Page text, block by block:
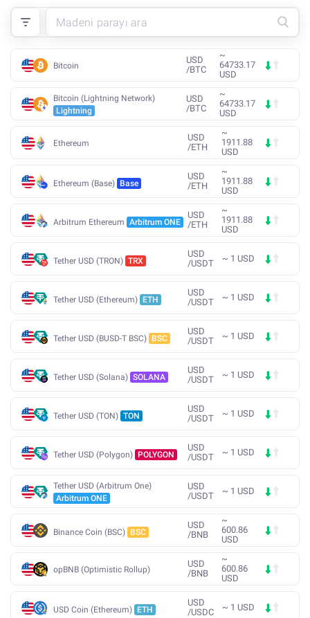
Bitcoin
USD
/BTC
~
64733.17
USD
Bitcoin (Lightning Network)
Lightning
USD
/BTC
~
64733.17
USD
Ethereum
USD
/ETH
~
1911.88
USD
Ethereum (Base) Base
USD
/ETH
~
1911.88
USD
Arbitrum Ethereum Arbitrum ONE
USD
/ETH
~
1911.88
USD
Tether USD (TRON) TRX
USD
/USDT ~ 1 USD
Tether USD (Ethereum) ETH
USD
/USDT ~ 1 USD
Tether USD (BUSD-T BSC) BSC
USD
/USDT ~ 1 USD
Tether USD (Solana) SOLANA
USD
/USDT ~ 1 USD
Tether USD (TON) TON
USD
/USDT ~ 1 USD
Tether USD (Polygon) POLYGON
USD
/USDT ~ 1 USD
Tether USD (Arbitrum One)
Arbitrum ONE
USD
/USDT ~ 1 USD
Binance Coin (BSC) BSC
USD
/BNB
~
600.86
USD
opBNB (Optimistic Rollup)
USD
/BNB
~
600.86
USD
USD Coin (Ethereum) ETH
USD
/USDC ~ 1 USD